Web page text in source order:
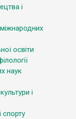
і
освіти
наук
і
спорту